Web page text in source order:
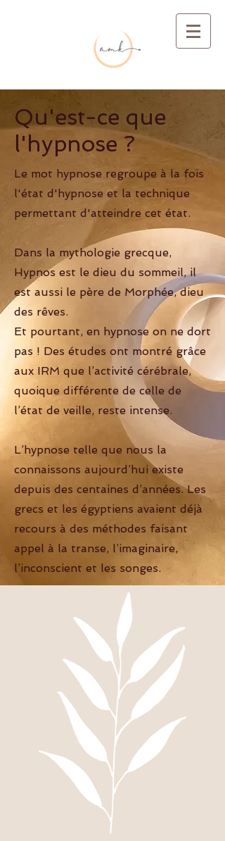
Qu'est-ce que
l'hypnose ?
Le mot hypnose regroupe à la fois
l'état d'hypnose et la technique
permettant d'atteindre cet état.
Dans la mythologie grecque,
Hypnos est le dieu du sommeil, il
est aussi le père de Morphée, dieu
des rêves.
Et pourtant, en hypnose on ne dort
pas ! Des études ont montré grâce
aux IRM que l’activité cérébrale,
quoique différente de celle de
l’état de veille, reste intense.
L’hypnose telle que nous la
connaissons aujourd’hui existe
depuis des centaines d’années. Les
grecs et les égyptiens avaient déjà
recours à des méthodes faisant
appel à la transe, l’imaginaire,
l’inconscient et les songes.